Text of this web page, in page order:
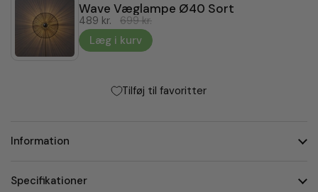
Wave Væglampe Ø40 Sort
489 kr.
699 kr.
Læg i kurv
Tilføj til favoritter
Information
Specifikationer